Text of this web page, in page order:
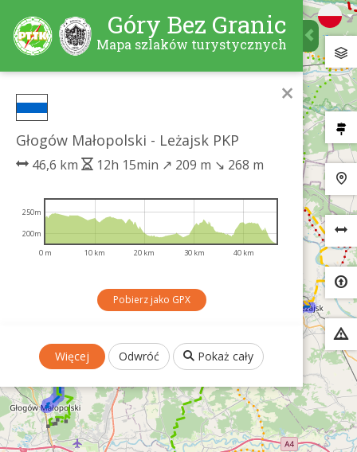
Góry Bez Granic
Mapa szlaków turystycznych
×
Głogów Małopolski - Leżajsk PKP
46,6 km 12h 15min ↗ 209 m ↘ 268 m
0 m 10 km 20 km 30 km 40 km
200m
250m
Pobierz jako GPX
Więcej Odwróć Pokaż cały